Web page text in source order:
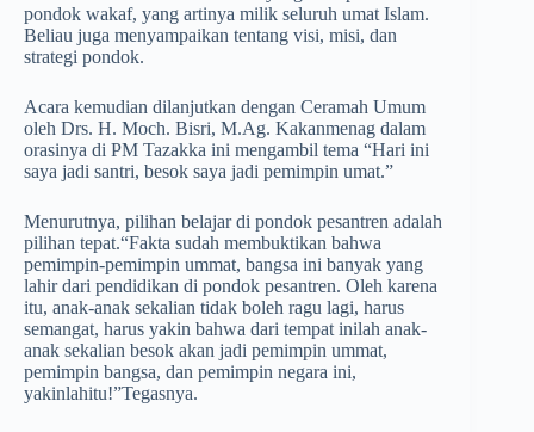
pondok wakaf, yang artinya milik seluruh umat Islam.
Beliau juga menyampaikan tentang visi, misi, dan
strategi pondok.
Acara kemudian dilanjutkan dengan Ceramah Umum
oleh Drs. H. Moch. Bisri, M.Ag. Kakanmenag dalam
orasinya di PM Tazakka ini mengambil tema “Hari ini
saya jadi santri, besok saya jadi pemimpin umat.”
Menurutnya, pilihan belajar di pondok pesantren adalah
pilihan tepat.“Fakta sudah membuktikan bahwa
pemimpin-pemimpin ummat, bangsa ini banyak yang
lahir dari pendidikan di pondok pesantren. Oleh karena
itu, anak-anak sekalian tidak boleh ragu lagi, harus
semangat, harus yakin bahwa dari tempat inilah anak-
anak sekalian besok akan jadi pemimpin ummat,
pemimpin bangsa, dan pemimpin negara ini,
yakinlahitu!”Tegasnya.